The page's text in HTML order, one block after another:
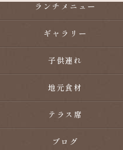
ランチメニュー
ギャラリー
子供連れ
地元食材
テラス席
ブログ